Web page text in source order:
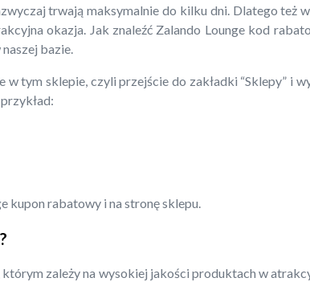
trwają maksymalnie do kilku dni. Dlatego też
okazja. Jak znaleźć Zalando Lounge kod
bazie.
tym sklepie, czyli przejście do zakładki “Sklepy” i
kupon rabatowy i na stronę sklepu.
zależy na wysokiej jakości produktach w